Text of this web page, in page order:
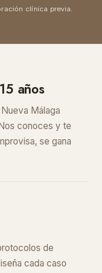
clínica previa.
años
Málaga
conoces y te
se gana
de
cada caso